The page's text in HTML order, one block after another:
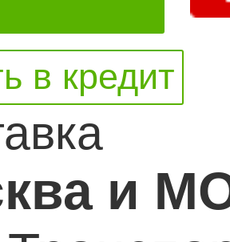
в кредит
и